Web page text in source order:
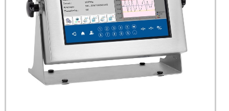
Masse Certificate
Polarimetri da Banco
OIL Checker
Viscosimetri